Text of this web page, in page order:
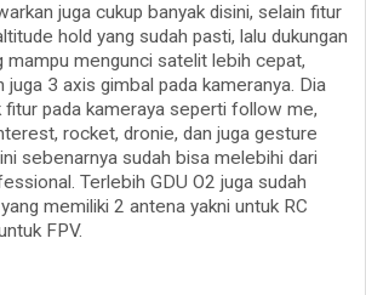
juga cukup banyak disini, selain fitur
hold yang sudah pasti, lalu dukungan
mampu mengunci satelit lebih cepat,
3 axis gimbal pada kameranya. Dia
fitur pada kameraya seperti follow me,
rocket, dronie, dan juga gesture
sebenarnya sudah bisa melebihi dari
Terlebih GDU O2 juga sudah
memiliki 2 antena yakni untuk RC
FPV.